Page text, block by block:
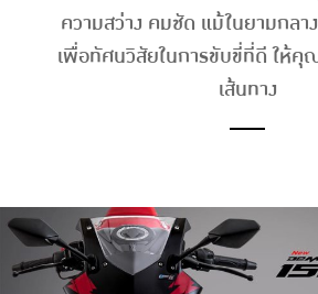
ความสว่าง คมชัด แม้ในยามกลา
เพื่อทัศนวิสัยในการขับขี่ที่ดี ให้
เส้นทาง